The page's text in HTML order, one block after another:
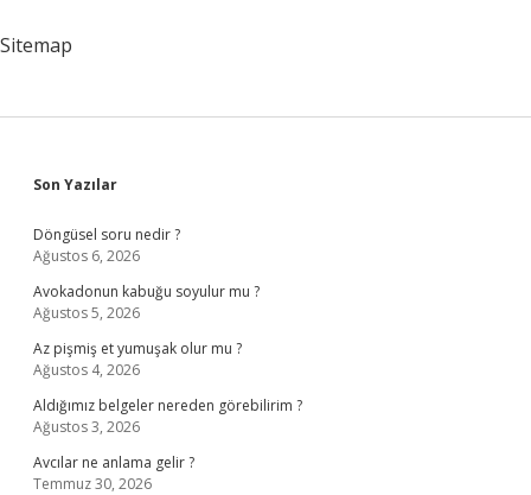
Sitemap
Sidebar
Son Yazılar
Döngüsel soru nedir ?
Ağustos 6, 2026
Avokadonun kabuğu soyulur mu ?
Ağustos 5, 2026
Az pişmiş et yumuşak olur mu ?
Ağustos 4, 2026
Aldığımız belgeler nereden görebilirim ?
Ağustos 3, 2026
Avcılar ne anlama gelir ?
Temmuz 30, 2026